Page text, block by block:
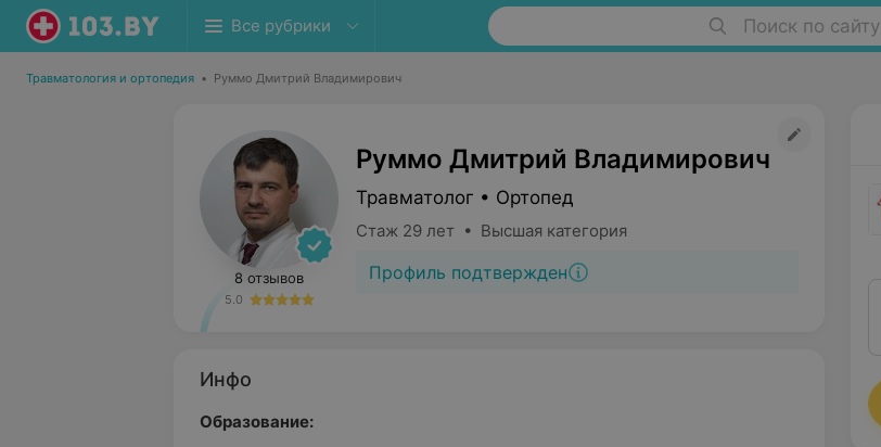
Все рубрики Поиск по сайту
Травматология и ортопедия • Руммо Дмитрий Владимирович
8 отзывов
5.0
Руммо Дмитрий Владимирович
Травматолог • Ортопед
Стаж 29 лет • Высшая категория
Профиль подтвержден
Инфо
Образование: